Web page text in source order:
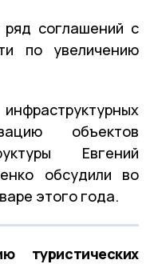
соглашений с
по увеличению
объектов
Евгений
обсудили во
этого года.
туристических